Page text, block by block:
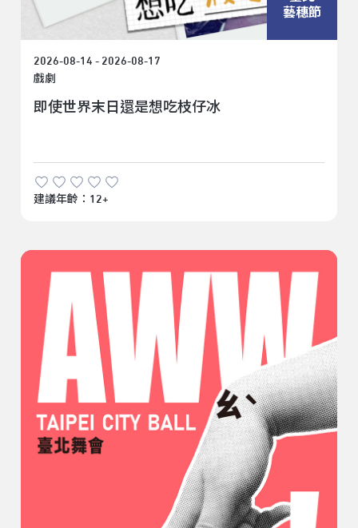
藝穗節
2026-08-14 - 2026-08-17
戲劇
即使世界末日還是想吃枝仔冰
建議年齡：12+